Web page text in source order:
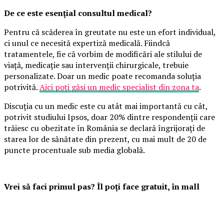
De ce este esențial consultul medical?
Pentru că scăderea în greutate nu este un efort individual,
ci unul ce necesită expertiză medicală. Fiindcă
tratamentele, fie că vorbim de modificări ale stilului de
viață, medicație sau intervenții chirurgicale, trebuie
personalizate. Doar un medic poate recomanda soluția
potrivită.Aici poți găsi un medic specialist din zona ta.
Discuția cu un medic este cu atât mai importantă cu cât,
potrivit studiului Ipsos, doar 20% dintre respondenții care
trăiesc cu obezitate în România se declară îngrijorați de
starea lor de sănătate din prezent, cu mai mult de 20 de
puncte procentuale sub media globală.
Vrei să faci primul pas? Îl poți face gratuit, în mall